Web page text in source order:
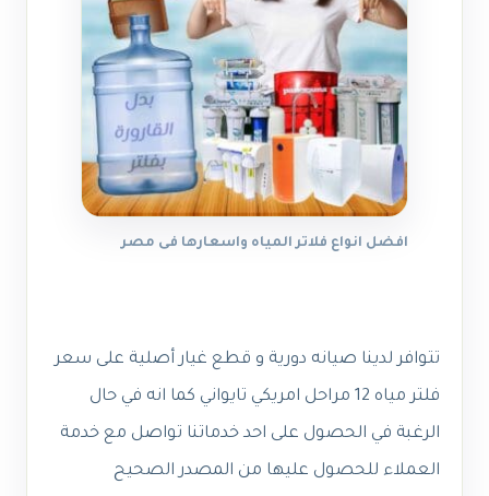
افضل انواع فلاتر المياه واسعارها فى مصر
تتوافر لدينا صيانه دورية و قطع غيار أصلية على سعر
فلتر مياه 12 مراحل امريكي تايواني كما انه في حال
الرغبة في الحصول على احد خدماتنا تواصل مع خدمة
العملاء للحصول عليها من المصدر الصحيح